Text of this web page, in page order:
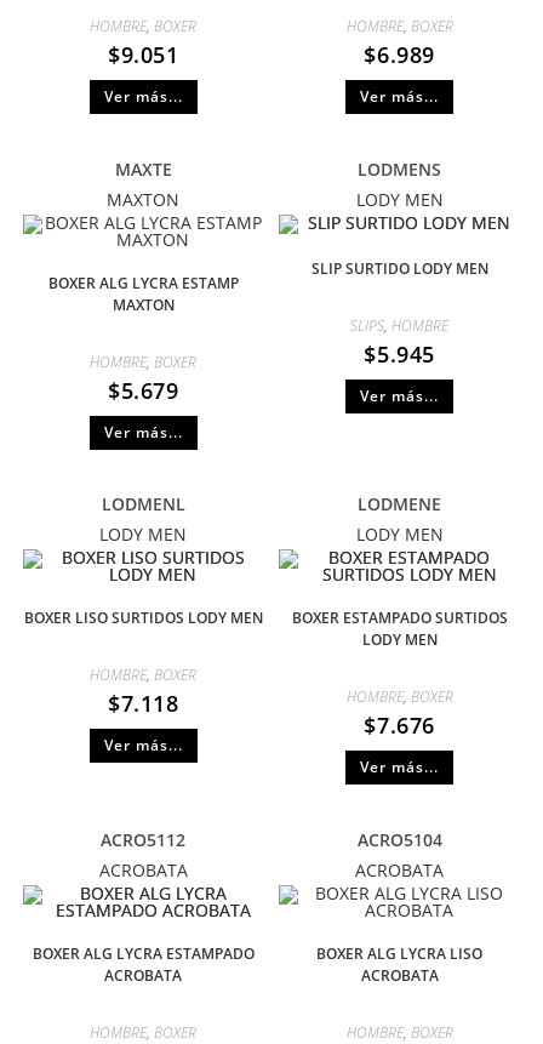
HOMBRE,BOXER
$9.051
Ver más...
HOMBRE, BOXER
$6.989
Ver más...
MAXTE
MAXTON
BOXER ALG LYCRA ESTAMP
MAXTON
HOMBRE,BOXER
$5.679
Ver más...
LODMENS
LODY MEN
SLIP SURTIDO LODY MEN
SLIPS,HOMBRE
$5.945
Ver más...
LODMENL
LODY MEN
BOXER LISO SURTIDOS LODY MEN
HOMBRE,BOXER
$7.118
Ver más...
LODMENE
LODY MEN
BOXER ESTAMPADO SURTIDOS
LODY MEN
HOMBRE, BOXER
$7.676
Ver más...
ACRO5112
ACROBATA
BOXER ALG LYCRA ESTAMPADO
ACROBATA
HOMBRE,BOXER
ACRO5104
ACROBATA
BOXER ALG LYCRA LISO
ACROBATA
HOMBRE, BOXER